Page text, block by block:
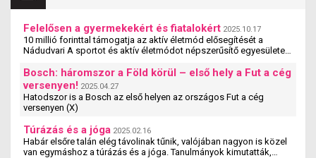
Felelősen a gyermekekért és fiatalokért 2025.10.17
10 millió forinttal támogatja az aktív életmód elősegítését a
Nádudvari A sportot és aktív életmódot népszerűsítő egyesületek,
Bosch: háromszor a Föld körül – első hely a Fut a cég
versenyen! 2025.04.27
Hatodszor is a Bosch az első helyen az országos Fut a cég
versenyen (X)
Túrázás és a jóga 2025.02.16
Habár elsőre talán elég távolinak tűnik, valójában nagyon is közel
van egymáshoz a túrázás és a jóga. Tanulmányok kimutatták,